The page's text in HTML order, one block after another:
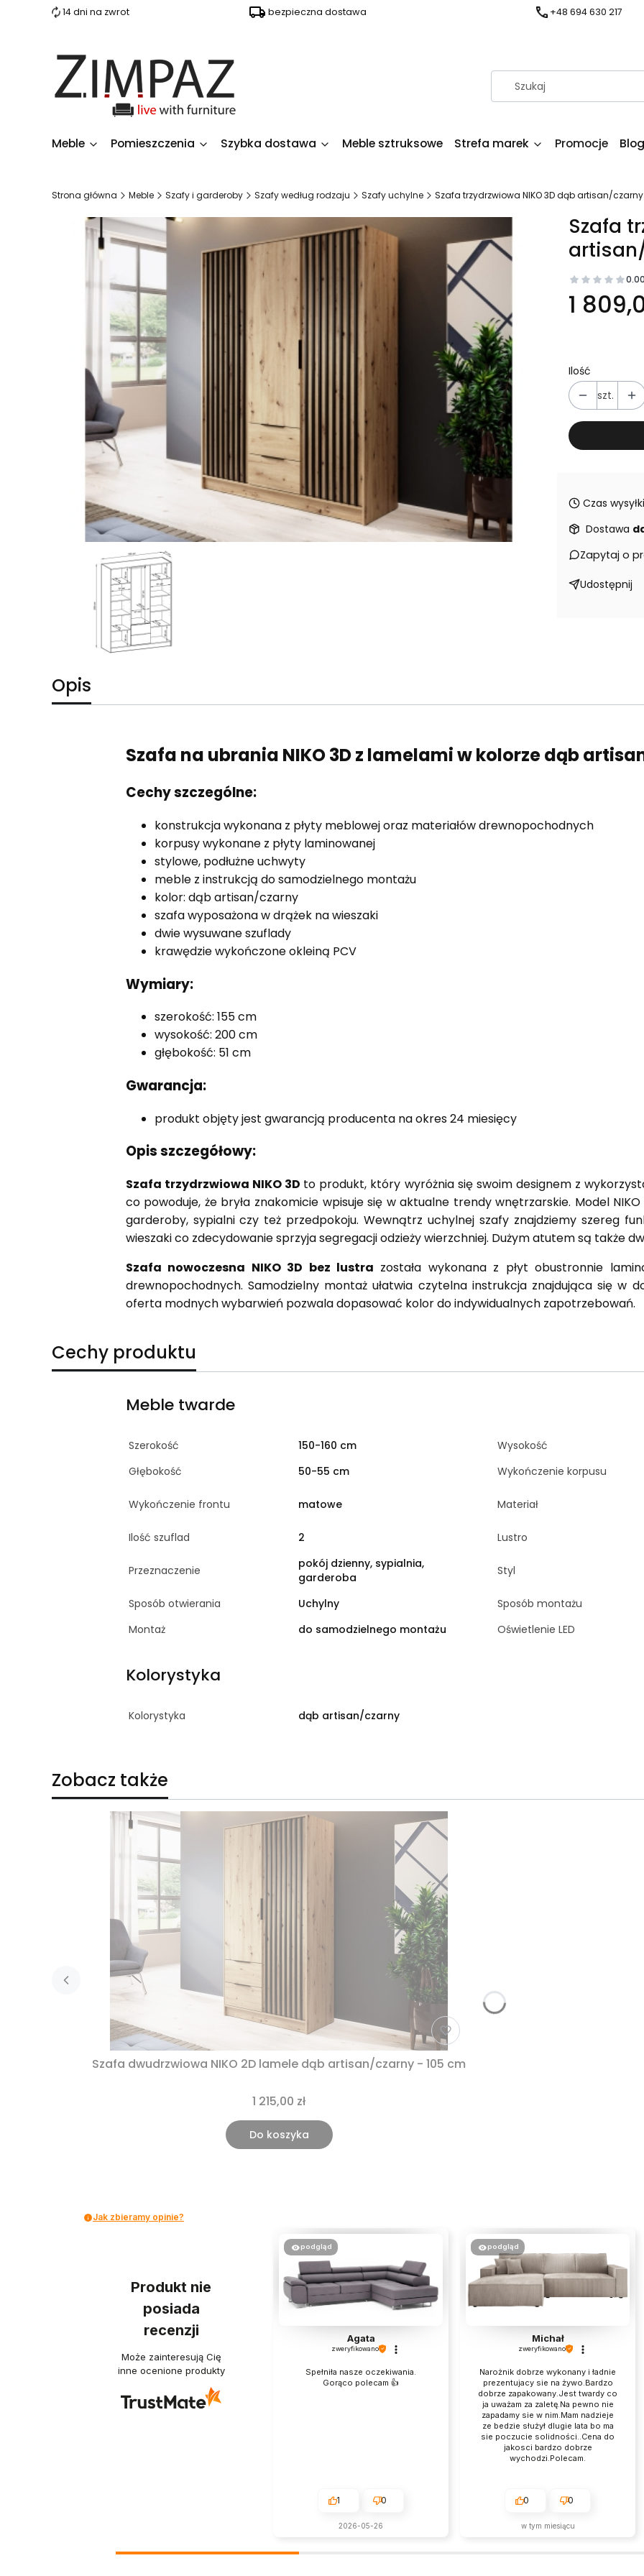
14 dni na zwrot bezpieczna dostawa +48 694 630 217
Meble Pomieszczenia Szybka dostawa Meble sztruksowe Strefa marek Promocje Blog
Strona główna Meble Szafy i garderoby Szafy według rodzaju Szafy uchylne Szafa trzydrzwiowa NIKO 3D dąb artisan/
Szafa
1
Ilość
szt.
Czas
Dostawa
Zapytaj o
Udostępnij
Opis
Szafa na ubrania NIKO 3D z lamelami w kolorze dąb
Cechy szczególne:
konstrukcja wykonana z płyty meblowej oraz materiałów drewnopochodnych
korpusy wykonane z płyty laminowanej
stylowe, podłużne uchwyty
meble z instrukcją do samodzielnego montażu
kolor: dąb artisan/czarny
szafa wyposażona w drążek na wieszaki
dwie wysuwane szuflady
krawędzie wykończone okleiną PCV
Wymiary:
szerokość: 155 cm
wysokość: 200 cm
głębokość: 51 cm
Gwarancja:
produkt objęty jest gwarancją producenta na okres 24 miesięcy
Opis szczegółowy:
Szafa trzydrzwiowa NIKO 3D to produkt, który wyróżnia się swoim designem z
co powoduje, że bryła znakomicie wpisuje się w aktualne trendy wnętrzarskie. Model
garderoby, sypialni czy też przedpokoju. Wewnątrz uchylnej szafy znajdziemy szereg
wieszaki co zdecydowanie sprzyja segregacji odzieży wierzchniej. Dużym atutem są także
Szafa nowoczesna NIKO 3D bez lustra została wykonana z płyt obustronnie
drewnopochodnych. Samodzielny montaż ułatwia czytelna instrukcja znajdująca się w
oferta modnych wybarwień pozwala dopasować kolor do indywidualnych zapotrzebowań.
Cechy produktu
Meble twarde
Szerokość 150-160 cm
Wysokość
Głębokość
50-55 cm Wykończenie korpusu
Wykończenie frontu matowe Materiał
Ilość szuflad 2 Lustro
Przeznaczenie
pokój dzienny, sypialnia,
garderoba
Styl
Sposób otwierania Uchylny
Sposób montażu
Montaż
do samodzielnego montażu Oświetlenie LED
Kolorystyka
Kolorystyka dąb artisan/czarny
Zobacz także
Szafa dwudrzwiowa NIKO 2D lamele dąb artisan/czarny - 105 cm
1 215,00 zł
Do koszyka
Jak zbieramy opinie?
Produkt nie
posiada
recenzji
Może zainteresują Cię
inne ocenione produkty
podgląd
Agata
zweryfikowano
Spełniła nasze oczekiwania.
Gorąco polecam 👍️
1 0
2026-05-26
podgląd
Michał
zweryfikowano
Narożnik dobrze wykonany i ładnie
prezentujacy sie na żywo.Bardzo
dobrze zapakowany.Jest twardy co
ja uważam za zaletę.Na pewno nie
zapadamy sie w nim.Mam nadzieje
ze bedzie służył dlugie lata bo ma
sie poczucie solidności..Cena do
jakosci bardzo dobrze
wychodzi.Polecam.
0 0
w tym miesiącu